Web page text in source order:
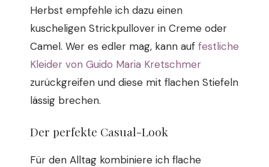
Herbst empfehle ich dazu einen
kuscheligen Strickpullover in Creme oder
Camel. Wer es edler mag, kann auf festliche
Kleider von Guido Maria Kretschmer
zurückgreifen und diese mit flachen Stiefeln
lässig brechen.
Der perfekte Casual-Look
Für den Alltag kombiniere ich flache